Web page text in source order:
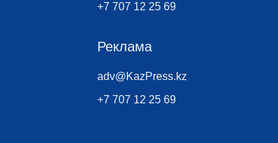
+7 707 12 25 69
Реклама
adv@KazPress.kz
+7 707 12 25 69